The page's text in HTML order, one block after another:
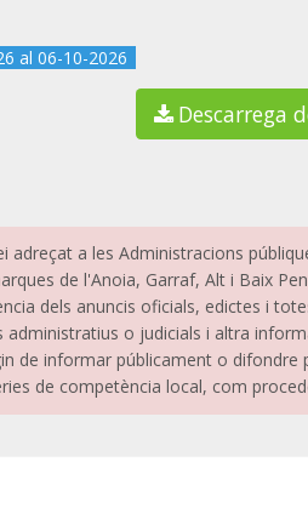
al 06-10-2026
Descarrega
adreçat a les Administracions
de l'Anoia, Garraf, Alt i Baix
dels anuncis oficials, edictes i
administratius o judicials i altra
de informar públicament o
de competència local, com